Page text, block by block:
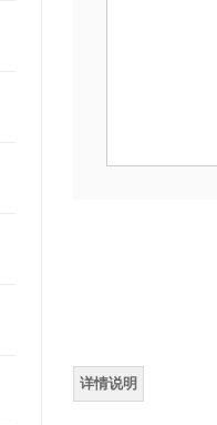
详情说明